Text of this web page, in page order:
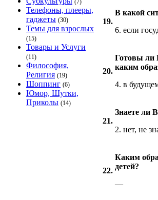
(7)
Телефоны, плееры,
гаджеты (30)
Темы для взрослых
(15)
Товары и Услуги
(11)
Философия,
Религия (19)
Шоппинг (6)
Юмор, Шутки,
Приколы (14)
19.
В какой
6. если
20.
Готовы ли
каким
4. в
21.
Знаете ли
2. нет, не
22.
Каким
детей?
—